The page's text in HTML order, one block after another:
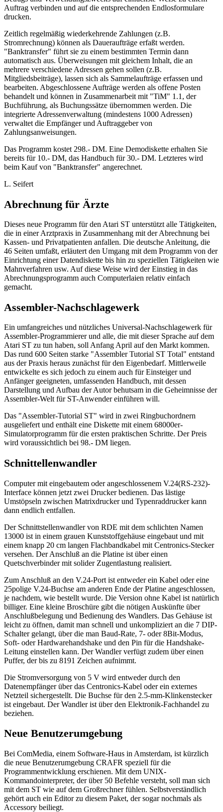
Auftrag verbinden und auf die entsprechenden Endlosformulare
drucken.
Zeitlich regelmäßig wiederkehrende Zahlungen (z.B.
Stromrechnung) können als Daueraufträge erfaßt werden.
"Banktransfer" führt sie zu einem bestimmten Termin dann
automatisch aus. Überweisungen mit gleichem Inhalt, die an
mehrere verschiedene Adressen gehen sollen (z.B.
Mitgliedsbeiträge), lassen sich als Sammelaufträge erfassen und
bearbeiten. Abgeschlossene Aufträge werden als offene Posten
behandelt und können in Zusammenarbeit mit "TiM" 1.1, der
Buchführung, als Buchungssätze übernommen werden. Die
integrierte Adressenverwaltung (mindestens 1000 Adressen)
verwaltet die Empfänger und Auftraggeber von
Zahlungsanweisungen.
Das Programm kostet 298.- DM. Eine Demodiskette erhalten Sie
bereits für 10.- DM, das Handbuch für 30.- DM. Letzteres wird
beim Kauf von "Banktransfer" angerechnet.
L. Seifert
Abrechnung für Ärzte
Dieses neue Programm für den Atari ST unterstützt alle Tätigkeiten,
die in einer Arztpraxis in Zusammenhang mit der Abrechnung bei
Kassen- und Privatpatienten anfallen. Die deutsche Anleitung, die
46 Seiten umfaßt, erläutert den Umgang mit dem Programm von der
Einrichtung einer Datendiskette bis hin zu speziellen Tätigkeiten wie
Mahnverfahren usw. Auf diese Weise wird der Einstieg in das
Abrechnungsprogramm auch Computerlaien relativ einfach
gemacht.
Assembler-Nachschlagewerk
Ein umfangreiches und nützliches Universal-Nachschlagewerk für
Assembler-Programmierer und alle, die mit dieser Sprache auf dem
Atari ST zu tun haben, soll Anfang April auf den Markt kommen.
Das rund 600 Seiten starke "Assembler Tutorial ST Total" entstand
aus der Praxis heraus zunächst für den Eigenbedarf. Mittlerweile
entwickelte es sich jedoch zu einem auch für Einsteiger und
Anfänger geeigneten, umfassenden Handbuch, mit dessen
Darstellung und Aufbau der Autor behutsam in die Geheimnisse der
Assembler-Welt für ST-Anwender einführen will.
Das "Assembler-Tutorial ST" wird in zwei Ringbuchordnern
ausgeliefert und enthält eine Diskette mit einem 68000er-
Simulatorprogramm für die ersten praktischen Schritte. Der Preis
wird voraussichtlich bei 98.- DM liegen.
Schnittellenwandler
Computer mit eingebautem oder angeschlossenem V.24(RS-232)-
Interface können jetzt zwei Drucker bedienen. Das lästige
Umstöpseln zwischen Matrixdrucker und Typenraddrucker kann
dann endlich entfallen.
Der Schnittstellenwandler von RDE mit dem schlichten Namen
13000 ist in einem grauen Kunststoffgehäuse eingebaut und mit
einem knapp 20 cm langen Flachbandkabel mit Centronics-Stecker
versehen. Der Anschluß an die Platine ist über einen
Quetschverbinder mit solider Zugentlastung realisiert.
Zum Anschluß an den V.24-Port ist entweder ein Kabel oder eine
25polige V.24-Buchse am anderen Ende der Platine angeschlossen,
je nachdem, wie bestellt wurde. Die Version ohne Kabel ist natürlich
billiger. Eine kleine Broschüre gibt die nötigen Auskünfte über
Anschlußbelegung und Bedienung des Wandlers. Das Gehäuse ist
leicht zu öffnen, damit man schnell und unkompliziert an die 7 DIP-
Schalter gelangt, über die man Baud-Rate, 7- oder 8Bit-Modus,
Soft- oder Hardwarehandshake und den Pin für die Handshake-
Leitung einstellen kann. Der Wandler verfügt zudem über einen
Puffer, der bis zu 8191 Zeichen aufnimmt.
Die Stromversorgung von 5 V wird entweder durch den
Datenempfänger über das Centronics-Kabel oder ein externes
Netzteil sichergestellt. Die Buchse für den 2.5-mm-Klinkenstecker
ist eingebaut. Der Wandler ist über den Elektronik-Fachhandel zu
beziehen.
Neue Benutzerumgebung
Bei ComMedia, einem Software-Haus in Amsterdam, ist kürzlich
die neue Benutzerumgebung CRAFR speziell für die
Programmentwicklung erschienen. Mit dem UNIX-
Kommandointerpreter, der über 50 Befehle versteht, soll man sich
mit dem ST wie auf dem Großrechner fühlen. Selbstverständlich
gehört auch ein Editor zu diesem Paket, der sogar nochmals als
Accessory beiliegt.